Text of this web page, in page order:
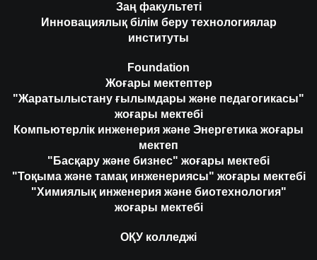
Заң факультеті
Инновациялық білім беру технологиялар
институты
Foundation
Жоғары мектептер
"Жаратылыстану ғылымдары және педагогикасы"
жоғары мектебі
Компьютерлік инженерия және Энергетика жоғары
мектеп
"Басқару және бизнес" жоғары мектебі
"Тоқыма және тамақ инженериясы" жоғары мектебі
"Химиялық инженерия және биотехнология"
жоғары мектебі
ОҚУ колледжі